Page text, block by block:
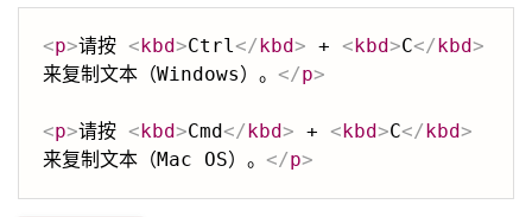
<p>请按 <kbd>Ctrl</kbd> + <kbd>C</kbd>
来复制文本（Windows）。 </p>
<p>请按 <kbd>Cmd</kbd> + <kbd>C</kbd>
来复制文本（Mac OS）。 </p>